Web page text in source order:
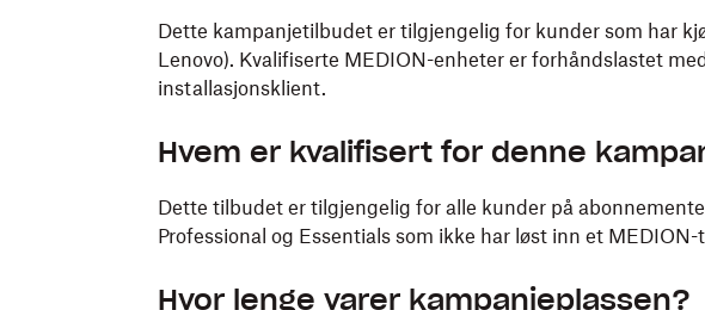
Dette kampanjetilbudet er tilgjengelig for kunder som har
Lenovo). Kvalifiserte MEDION-enheter er forhåndslastet
installasjonsklient.
Hvem er kvalifisert for denne
Dette tilbudet er tilgjengelig for alle kunder på
Professional og Essentials som ikke har løst inn et
Hvor lenge varer kampanjeplassen?